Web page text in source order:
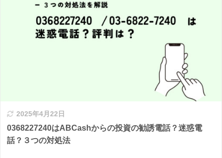
2025年4月22日
0368227240はABCashからの投資の勧誘電話？迷惑電
話？３つの対処法